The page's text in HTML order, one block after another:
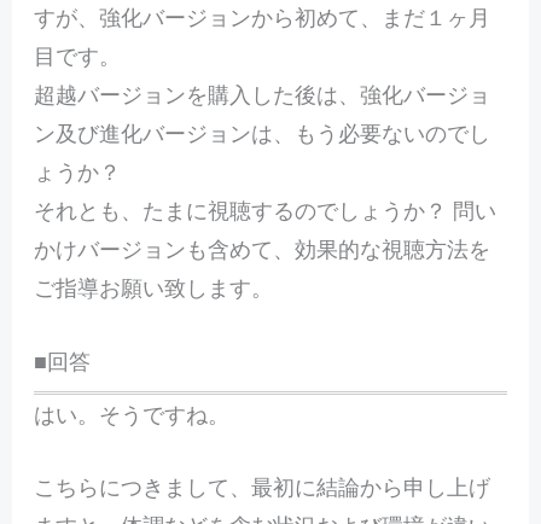
すが、強化バージョンから初めて、まだ１ヶ月
目です。
超越バージョンを購入した後は、強化バージョ
ン及び進化バージョンは、もう必要ないのでし
ょうか？
それとも、たまに視聴するのでしょうか？ 問い
かけバージョンも含めて、効果的な視聴方法を
ご指導お願い致します。
■回答
はい。そうですね。
こちらにつきまして、最初に結論から申し上げ